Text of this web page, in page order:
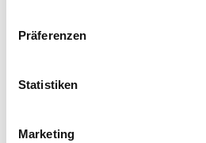
Präferenzen
Statistiken
Marketing